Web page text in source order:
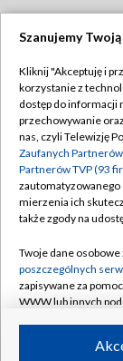
Abonament
Emisja w TVP
Centrum
Naziemna
Rada
System NOS
Informacje o
Program dla
Szanujemy
Kliknij "Akceptuję i
korzystanie z
dostęp do informacji
przechowywanie
nas, czyli Telewizję
Zaufanych
Partnerów TVP (93
zautomatyzowanego
mierzenia ich
także zgody na
Twoje dane
poszczególnych
zapisywane za
WWW lub innych
ruchu w Internecie.